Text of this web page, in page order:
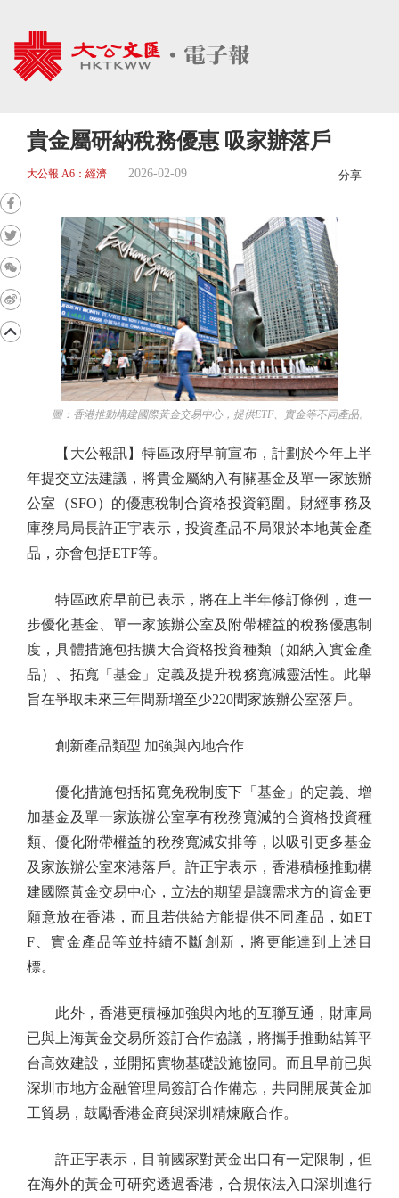
貴金屬研納稅務優惠 吸家辦落戶
大公報 A6：經濟 2026-02-09 分享
圖：香港推動構建國際黃金交易中心，提供ETF、實金等不同產品。
【大公報訊】特區政府早前宣布，計劃於今年上半
年提交立法建議，將貴金屬納入有關基金及單一家族辦
公室（SFO）的優惠稅制合資格投資範圍。財經事務及
庫務局局長許正宇表示，投資產品不局限於本地黃金產
品，亦會包括ETF等。
特區政府早前已表示，將在上半年修訂條例，進一
步優化基金、單一家族辦公室及附帶權益的稅務優惠制
度，具體措施包括擴大合資格投資種類（如納入實金產
品）、拓寬「基金」定義及提升稅務寬減靈活性。此舉
旨在爭取未來三年間新增至少220間家族辦公室落戶。
創新產品類型 加強與內地合作
優化措施包括拓寬免稅制度下「基金」的定義、增
加基金及單一家族辦公室享有稅務寬減的合資格投資種
類、優化附帶權益的稅務寬減安排等，以吸引更多基金
及家族辦公室來港落戶。許正宇表示，香港積極推動構
建國際黃金交易中心，立法的期望是讓需求方的資金更
願意放在香港，而且若供給方能提供不同產品，如ET
F、實金產品等並持續不斷創新，將更能達到上述目
標。
此外，香港更積極加強與內地的互聯互通，財庫局
已與上海黃金交易所簽訂合作協議，將攜手推動結算平
台高效建設，並開拓實物基礎設施協同。而且早前已與
深圳市地方金融管理局簽訂合作備忘，共同開展黃金加
工貿易，鼓勵香港金商與深圳精煉廠合作。
許正宇表示，目前國家對黃金出口有一定限制，但
在海外的黃金可研究透過香港，合規依法入口深圳進行